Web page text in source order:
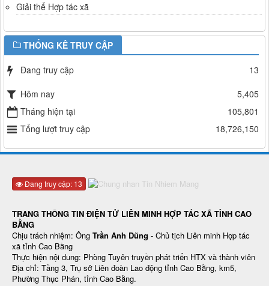
Giải thể Hợp tác xã
THỐNG KÊ TRUY CẬP
Đang truy cập
13
Hôm nay
5,405
Tháng hiện tại
105,801
Tổng lượt truy cập
18,726,150
Đang truy cập: 13
TRANG THÔNG TIN ĐIỆN TỬ LIÊN MINH HỢP TÁC XÃ TỈNH CAO
BẰNG
Chịu trách nhiệm: Ông Trần Anh Dũng - Chủ tịch Liên minh Hợp tác
xã tỉnh Cao Bằng
Thực hiện nội dung: Phòng Tuyên truyền phát triển HTX và thành viên
Địa chỉ: Tầng 3, Trụ sở Liên đoàn Lao động tỉnh Cao Bằng, km5,
Phường Thục Phán, tỉnh Cao Bằng.